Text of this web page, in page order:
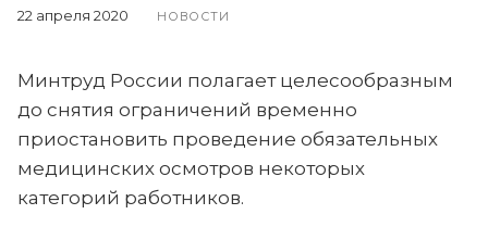
22 апреля 2020 НОВОСТИ
Минтруд России полагает целесообразным
до снятия ограничений временно
приостановить проведение обязательных
медицинских осмотров некоторых
категорий работников.